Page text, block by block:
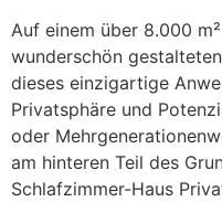
Auf einem über 8.000
wunderschön
dieses einzigartige
Privatsphäre und
oder
am hinteren Teil des
Schlafzimmer-Haus